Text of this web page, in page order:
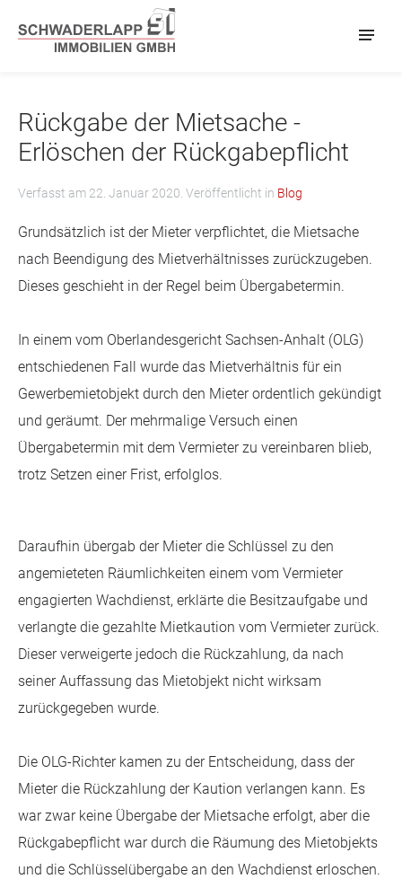
Rückgabe der Mietsache -
Erlöschen der Rückgabepflicht
Verfasst am 22. Januar 2020 . Veröffentlicht in Blog
Grundsätzlich ist der Mieter verpflichtet, die Mietsache
nach Beendigung des Mietverhältnisses zurückzugeben.
Dieses geschieht in der Regel beim Übergabetermin.
In einem vom Oberlandesgericht Sachsen-Anhalt (OLG)
entschiedenen Fall wurde das Mietverhältnis für ein
Gewerbemietobjekt durch den Mieter ordentlich gekündigt
und geräumt. Der mehrmalige Versuch einen
Übergabetermin mit dem Vermieter zu vereinbaren blieb,
trotz Setzen einer Frist, erfolglos.
Daraufhin übergab der Mieter die Schlüssel zu den
angemieteten Räumlichkeiten einem vom Vermieter
engagierten Wachdienst, erklärte die Besitzaufgabe und
verlangte die gezahlte Mietkaution vom Vermieter zurück.
Dieser verweigerte jedoch die Rückzahlung, da nach
seiner Auffassung das Mietobjekt nicht wirksam
zurückgegeben wurde.
Die OLG-Richter kamen zu der Entscheidung, dass der
Mieter die Rückzahlung der Kaution verlangen kann. Es
war zwar keine Übergabe der Mietsache erfolgt, aber die
Rückgabepflicht war durch die Räumung des Mietobjekts
und die Schlüsselübergabe an den Wachdienst erloschen.